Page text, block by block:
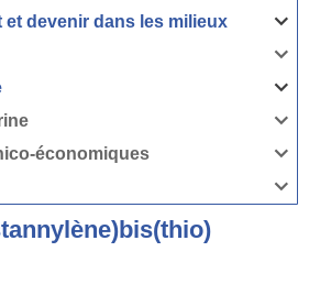
chimie
la
et devenir dans les milieux
Ouvrir
la
et
les
milieux
Ouvrir
la
Ouvrir
la
Ouvrir
la
endocrine
économiques
Ouvrir
la
Données
Ouvrir